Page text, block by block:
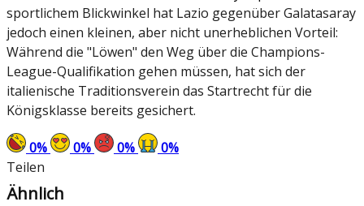
sportlichem Blickwinkel hat Lazio gegenüber Galatasaray
jedoch einen kleinen, aber nicht unerheblichen Vorteil:
Während die "Löwen" den Weg über die Champions-
League-Qualifikation gehen müssen, hat sich der
italienische Traditionsverein das Startrecht für die
Königsklasse bereits gesichert.
0% 0% 0% 0%
Teilen
Ähnlich